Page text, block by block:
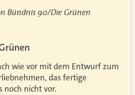
Bündnis 90/Die Grünen
wie vor mit dem Entwurf zum
das fertige
noch nicht vor.